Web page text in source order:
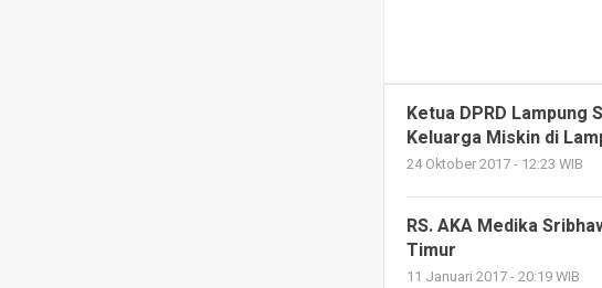
Ketua DPRD Lampung
Keluarga Miskin di
24 Oktober 2017 - 12:23 WIB
RS. AKA Medika
Timur
11 Januari 2017 - 20:19 WIB